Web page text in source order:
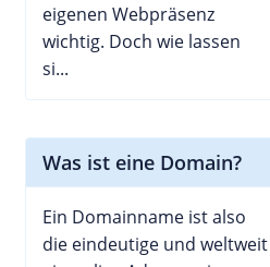
eigenen Webpräsenz
wichtig. Doch wie lassen
si...
Was ist eine Domain?
Ein Domainname ist also
die eindeutige und weltweit